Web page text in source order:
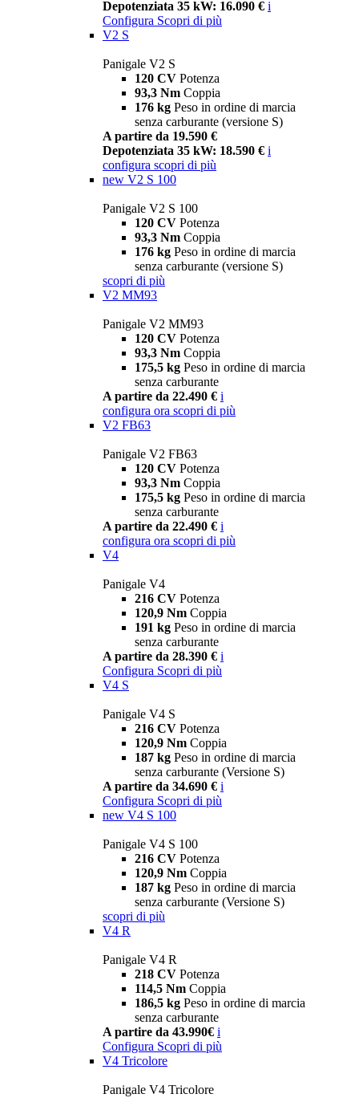
Depotenziata 35 kW: 16.090 € i
Configura Scopri di più
V2 S
Panigale V2 S
120 CV Potenza
93,3 Nm Coppia
176 kg Peso in ordine di marcia
senza carburante (versione S)
A partire da 19.590 €
Depotenziata 35 kW: 18.590 € i
configura scopri di più
new V2 S 100
Panigale V2 S 100
120 CV Potenza
93,3 Nm Coppia
176 kg Peso in ordine di marcia
senza carburante (versione S)
scopri di più
V2 MM93
Panigale V2 MM93
120 CV Potenza
93,3 Nm Coppia
175,5 kg Peso in ordine di marcia
senza carburante
A partire da 22.490 € i
configura ora scopri di più
V2 FB63
Panigale V2 FB63
120 CV Potenza
93,3 Nm Coppia
175,5 kg Peso in ordine di marcia
senza carburante
A partire da 22.490 € i
configura ora scopri di più
V4
Panigale V4
216 CV Potenza
120,9 Nm Coppia
191 kg Peso in ordine di marcia
senza carburante
A partire da 28.390 € i
Configura Scopri di più
V4 S
Panigale V4 S
216 CV Potenza
120,9 Nm Coppia
187 kg Peso in ordine di marcia
senza carburante (Versione S)
A partire da 34.690 € i
Configura Scopri di più
new V4 S 100
Panigale V4 S 100
216 CV Potenza
120,9 Nm Coppia
187 kg Peso in ordine di marcia
senza carburante (Versione S)
scopri di più
V4 R
Panigale V4 R
218 CV Potenza
114,5 Nm Coppia
186,5 kg Peso in ordine di marcia
senza carburante
A partire da 43.990€ i
Configura Scopri di più
V4 Tricolore
Panigale V4 Tricolore